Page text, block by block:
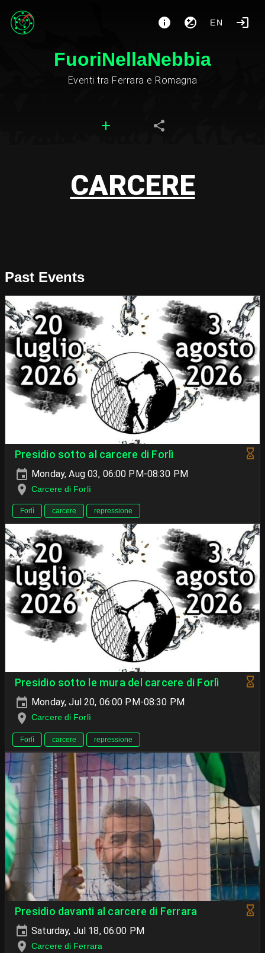
EN
FuoriNellaNebbia
Eventi tra Ferrara e Romagna
CARCERE
Past Events
Presidio sotto al carcere di Forlì
Monday, Aug 03, 06:00 PM-08:30 PM
Carcere di Forlì
Forlì carcere repressione
Presidio sotto le mura del carcere di Forlì
Monday, Jul 20, 06:00 PM-08:30 PM
Carcere di Forlì
Forlì carcere repressione
Presidio davanti al carcere di Ferrara
Saturday, Jul 18, 06:00 PM
Carcere di Ferrara